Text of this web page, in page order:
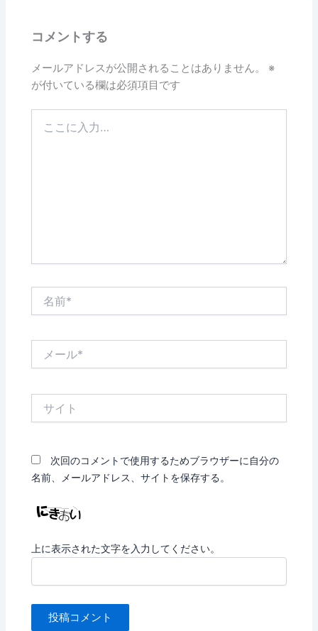
コメントする
メールアドレスが公開されることはありません。
※
が付いている欄は必須項目です
次回のコメントで使用するためブラウザーに自分の
名前、メールアドレス、サイトを保存する。
上に表示された文字を入力してください。